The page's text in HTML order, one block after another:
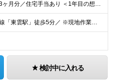
★賞与実績3ヶ月分／住宅手当あり ＜1年目の想定収入例＞ ★月収26万円（内訳：22万以上+住宅手当+交通費+出張手当） ★年収330万円～（内訳：月給+賞与3ヶ月分） 月給22万円～30万円+賞
＼りんかい線「東雲駅」徒歩5分／ ※現地作業の場合は直行直帰OKです！ 【東京本社】 東京都江東区東雲2-12-22 ━━━━━━━━ 旅行好き歓迎★全国への出張があります！ ━━━━━━━━ ■
検討中に入れる